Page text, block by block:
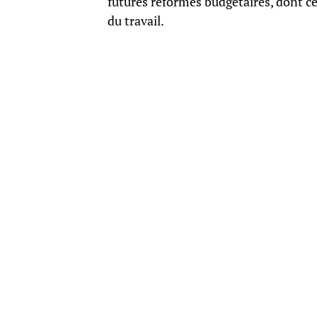
du travail.